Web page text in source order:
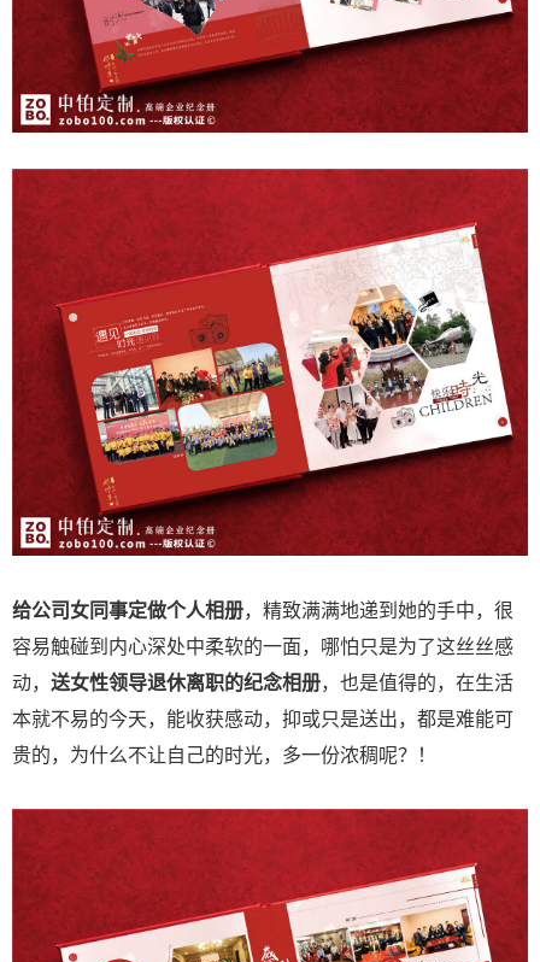
给公司女同事定做个人相册，精致满满地递到她的手中，很
容易触碰到内心深处中柔软的一面，哪怕只是为了这丝丝感
动， 送女性领导退休离职的纪念相册，也是值得的，在生活
本就不易的今天，能收获感动，抑或只是送出，都是难能可
贵的，为什么不让自己的时光，多一份浓稠呢？！